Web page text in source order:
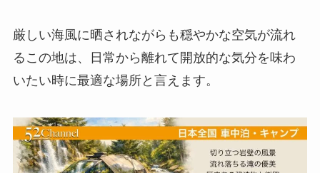
厳しい海風に晒されながらも穏やかな空気が流れ
るこの地は、日常から離れて開放的な気分を味わ
いたい時に最適な場所と言えます。